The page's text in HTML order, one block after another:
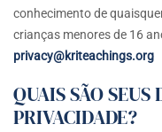
conhecimento de
crianças menores de 16
privacy@kriteachings.org
QUAIS SÃO SEUS
PRIVACIDADE?